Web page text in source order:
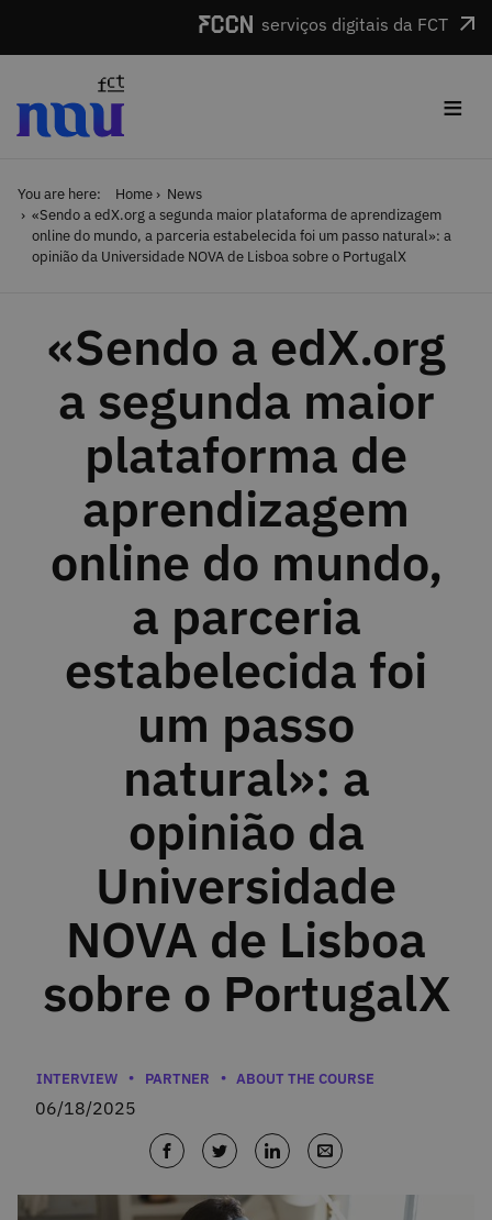
serviços digitais da FCT
≡
You are here: Home
News
«Sendo a edX.org a segunda maior plataforma de aprendizagem
online do mundo, a parceria estabelecida foi um passo natural»: a
opinião da Universidade NOVA de Lisboa sobre o PortugalX
«Sendo a edX.org
a segunda maior
plataforma de
aprendizagem
online do mundo,
a parceria
estabelecida foi
um passo
natural»: a
opinião da
Universidade
NOVA de Lisboa
sobre o PortugalX
Categories
INTERVIEW PARTNER ABOUT THE COURSE
06/18/2025